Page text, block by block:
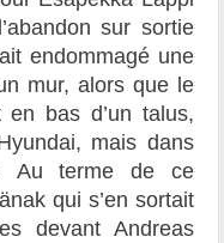
sur sortie
endommagé une
mur, alors que le
bas d’un talus,
mais dans
Au terme de ce
qui s’en sortait
devant Andreas